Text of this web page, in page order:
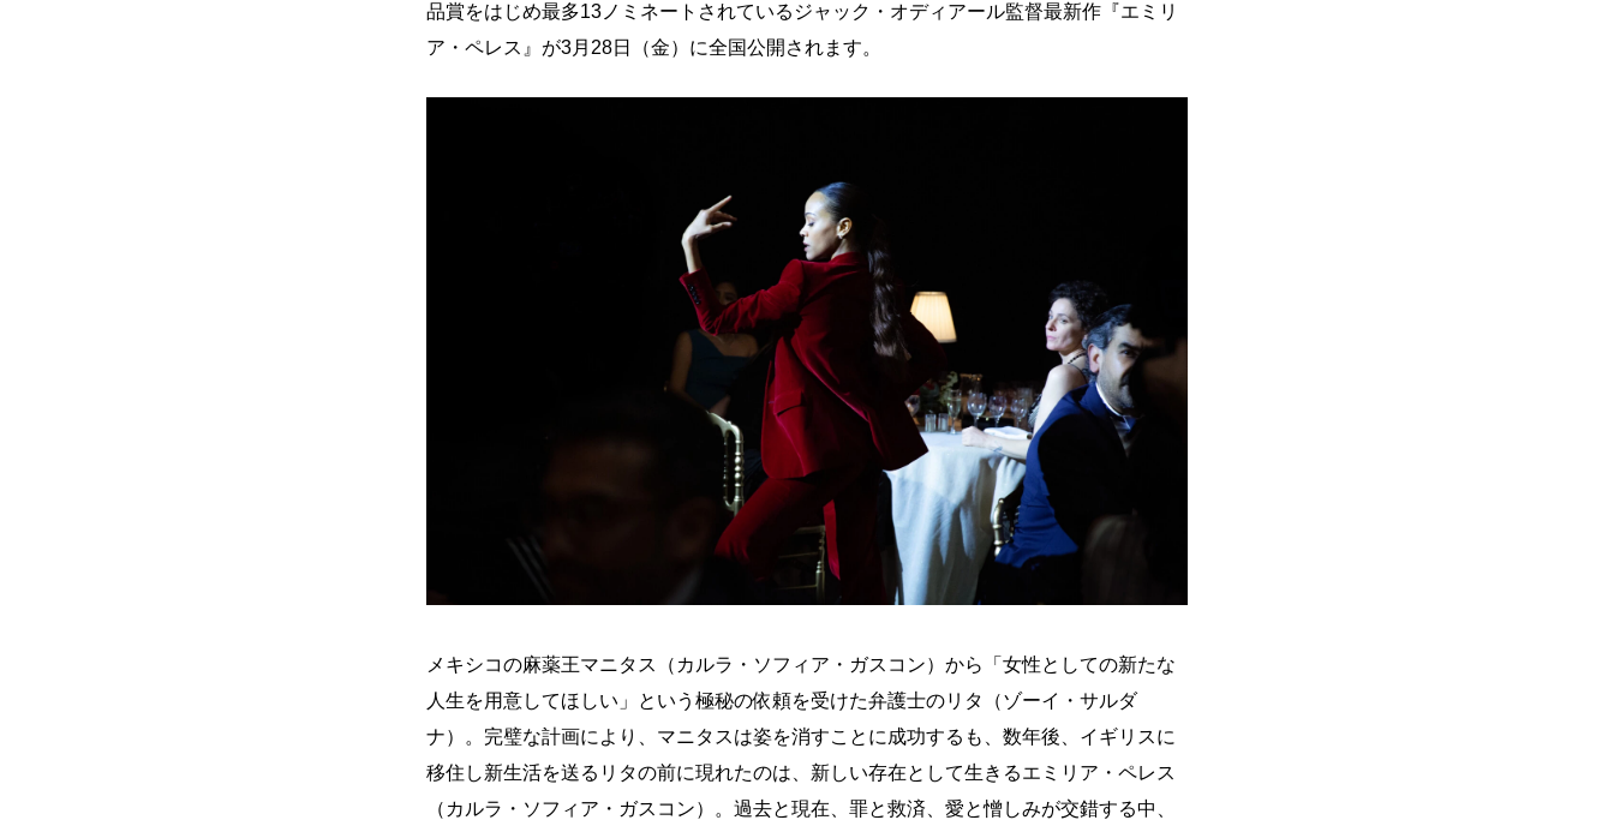
品賞をはじめ最多13ノミネートされているジャック・オディアール監督最新作『エミリ
ア・ペレス』が3月28日（金）に全国公開されます。
メキシコの麻薬王マニタス（カルラ・ソフィア・ガスコン）から「女性としての新たな
人生を用意してほしい」という極秘の依頼を受けた弁護士のリタ（ゾーイ・サルダ
ナ）。完璧な計画により、マニタスは姿を消すことに成功するも、数年後、イギリスに
移住し新生活を送るリタの前に現れたのは、新しい存在として生きるエミリア・ペレス
（カルラ・ソフィア・ガスコン）。過去と現在、罪と救済、愛と憎しみが交錯する中、